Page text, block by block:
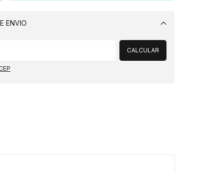
ENVIO
Alterar CEP
CALCULAR